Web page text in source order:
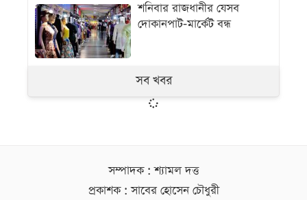
শনিবার রাজধানীর যেসব
দোকানপাট-মার্কেট বন্ধ
সব খবর
সম্পাদক : শ্যামল দত্ত
প্রকাশক : সাবের হোসেন চৌধুরী